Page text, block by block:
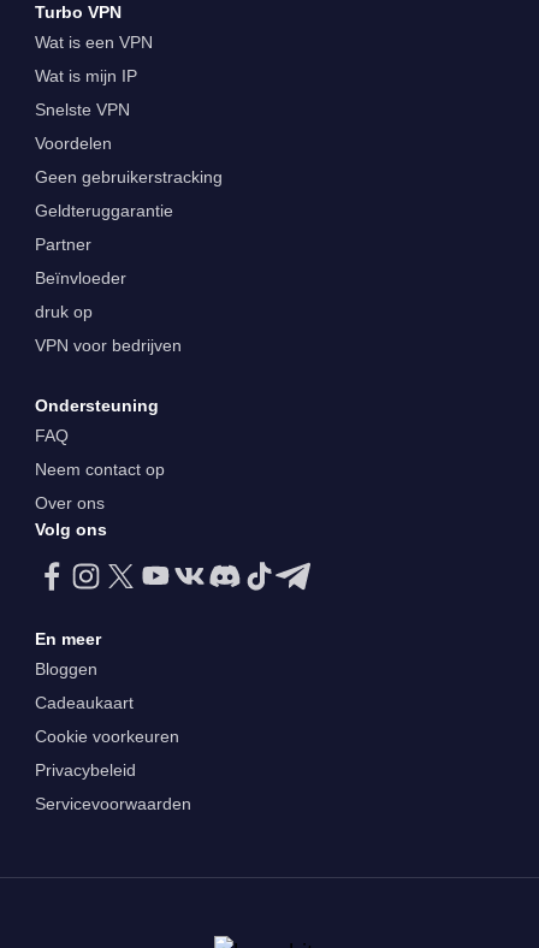
Turbo VPN
Wat is een VPN
Wat is mijn IP
Snelste VPN
Voordelen
Geen gebruikerstracking
Geldteruggarantie
Partner
Beïnvloeder
druk op
VPN voor bedrijven
Ondersteuning
FAQ
Neem contact op
Over ons
Volg ons
En meer
Bloggen
Cadeaukaart
Cookie voorkeuren
Privacybeleid
Servicevoorwaarden